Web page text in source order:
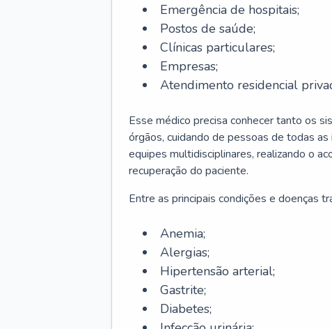
Emergência de hospitais;
Postos de saúde;
Clínicas particulares;
Empresas;
Atendimento residencial
Esse médico precisa conhecer tanto os
órgãos, cuidando de pessoas de todas
equipes multidisciplinares, realizando o
recuperação do paciente.
Entre as principais condições e doenças
Anemia;
Alergias;
Hipertensão arterial;
Gastrite;
Diabetes;